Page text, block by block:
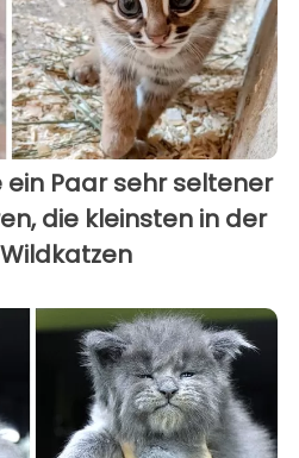
Paar sehr seltener
die kleinsten in der